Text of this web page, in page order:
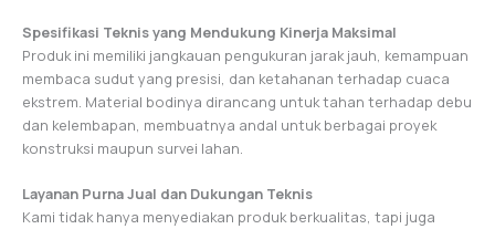
Spesifikasi Teknis yang Mendukung Kinerja Maksimal
Produk ini memiliki jangkauan pengukuran jarak jauh, kemampuan
membaca sudut yang presisi, dan ketahanan terhadap cuaca
ekstrem. Material bodinya dirancang untuk tahan terhadap debu
dan kelembapan, membuatnya andal untuk berbagai proyek
konstruksi maupun survei lahan.
Layanan Purna Jual dan Dukungan Teknis
Kami tidak hanya menyediakan produk berkualitas, tapi juga